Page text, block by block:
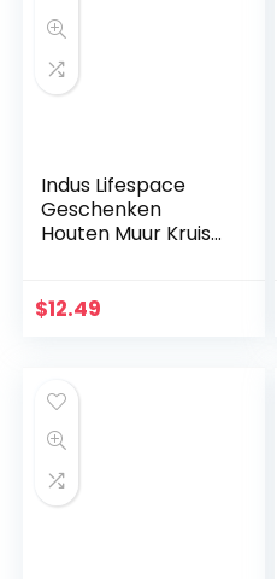
Indus Lifespace
Geschenken
Houten Muur Kruis
met Hand
Woonkamer Decor
Lichtgewicht
$12.49